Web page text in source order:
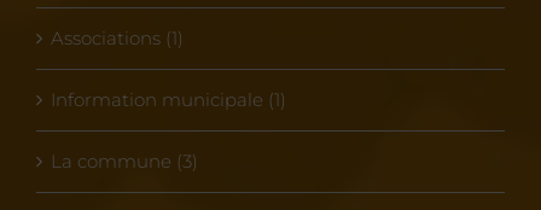
Associations (1)
Information municipale (1)
La commune (3)